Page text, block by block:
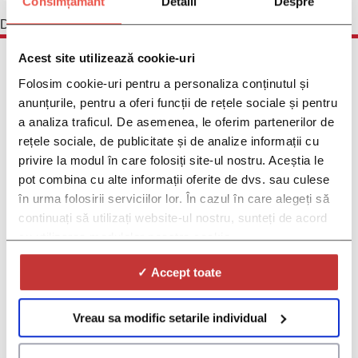
Acest site utilizează cookie-uri
Folosim cookie-uri pentru a personaliza conținutul și
anunțurile, pentru a oferi funcții de rețele sociale și pentru
a analiza traficul. De asemenea, le oferim partenerilor de
rețele sociale, de publicitate și de analize informații cu
privire la modul în care folosiți site-ul nostru. Aceștia le
pot combina cu alte informații oferite de dvs. sau culese
în urma folosirii serviciilor lor. În cazul în care alegeți să
continuați să utilizați website-ul nostru, sunteți de acord
cu utilizarea modulelor noastre cookie.
✓ Accept toate
Vreau sa modific setarile individual
December 3, 2023
Pacienți
Ce este DOC?
Ce sunt comunitățile de boală DOC?
De ce să participați la campaniile de boală
DOC?
Găsiți un studiu clinic
Centre de cercetare
Cum ajutăm centrele de cercetare
Sponsori și CRO
Cum îi ajutăm pe sponsori